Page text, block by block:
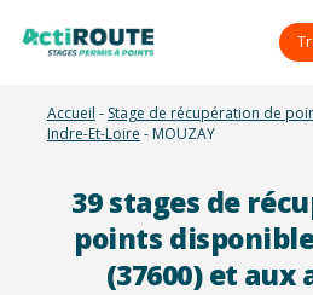
Accueil - Stage de récupération de
Indre-Et-Loire - MOUZAY
39stages de
points
(37600) et aux